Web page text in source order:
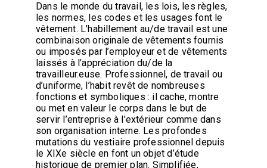
Dans le monde du travail, les lois, les règles,
les normes, les codes et les usages font le
vêtement. L’habillement au/de travail est une
combinaison originale de vêtements fournis
ou imposés par l’employeur et de vêtements
laissés à l’appréciation du/de la
travailleur.euse. Professionnel, de travail ou
d’uniforme, l’habit revêt de nombreuses
fonctions et symboliques : il cache, montre
ou met en valeur le corps dans le but de
servir l’entreprise à l’extérieur comme dans
son organisation interne. Les profondes
mutations du vestiaire professionnel depuis
le XIXe siècle en font un objet d’étude
historique de premier plan. Simplifiée,